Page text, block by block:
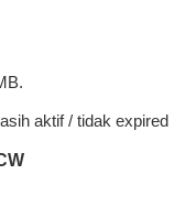
aktif / tidak expired